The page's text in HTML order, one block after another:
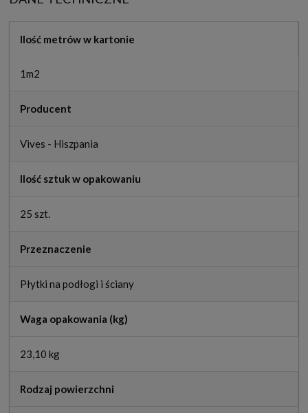
Ilość metrów w kartonie
1m2
Producent
Vives - Hiszpania
Ilość sztuk w opakowaniu
25 szt.
Przeznaczenie
Płytki na podłogi i ściany
Waga opakowania (kg)
23,10 kg
Rodzaj powierzchni